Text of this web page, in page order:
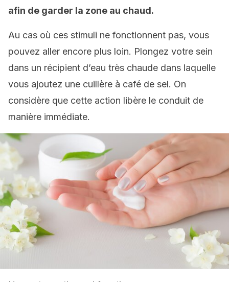
afin de garder la zone au chaud.
Au cas où ces stimuli ne fonctionnent pas, vous
pouvez aller encore plus loin. Plongez votre sein
dans un récipient d’eau très chaude dans laquelle
vous ajoutez une cuillère à café de sel. On
considère que cette action libère le conduit de
manière immédiate.